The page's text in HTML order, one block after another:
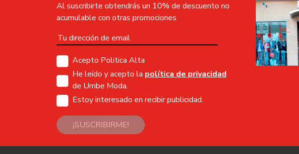
Al suscribirte obtendrás un 10% de descuento no
acumulable con otras promociones
Acepto Politica Alta
He leído y acepto la política de privacidad
de Umbe Moda.
Estoy interesado en recibir publicidad.
¡SUSCRIBIRME!